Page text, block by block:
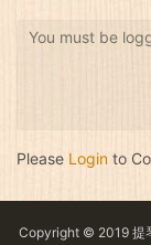
You must be
Please Login to
Copyright © 2019 提